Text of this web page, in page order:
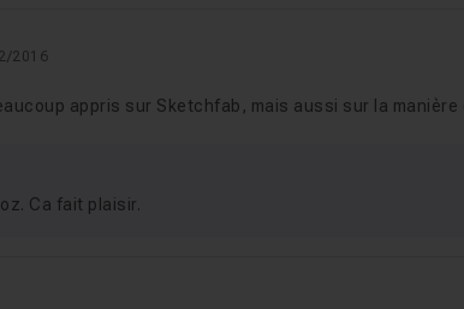
2016
appris sur Sketchfab, mais aussi sur la
Ca fait plaisir.